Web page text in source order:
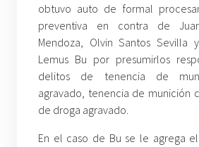
obtuvo auto de formal
preventiva en contra de
Mendoza, Olvin Santos Sevilla
Lemus Bu por presumirlos
delitos de tenencia de
agravado, tenencia de munición
de droga agravado.
En el caso de Bu se le agrega